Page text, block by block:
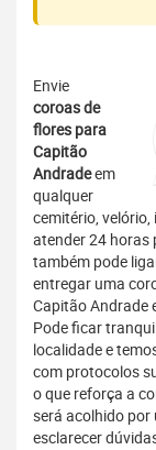
Envie
coroas de
flores para
Capitão
Andradeem
qualquer
cemitério,
atender 24 horas
também pode
entregar uma
Capitão Andrade
Pode ficar
localidade e
com protocolos
o que reforça a
será acolhido por
esclarecer